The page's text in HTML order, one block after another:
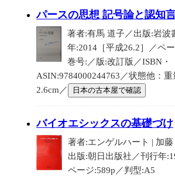
パースの思想 記号論と認知
著者:有馬 道子／出版:岩波
年:2014［平成26.2］／ペ
巻号:／版:改訂版／ISBN・
ASIN:9784000244763／状態他：
2.6cm／
日本の古本屋で確認
バイオエシックスの基礎づけ
著者:エンゲルハート | 加
出版:朝日出版社／刊行年
ページ:589p／判型:A5